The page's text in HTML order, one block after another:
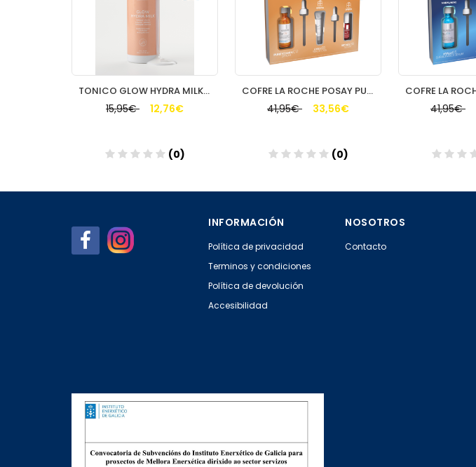
TONICO GLOW HYDRA MILK SEGLE 150ML
15,95€ 12,76€
(0)
COFRE LA ROCHE POSAY PURE VITAMIN C10
41,95€ 33,56€
(0)
41,95€
INFORMACIÓN
Política de privacidad
Terminos y condiciones
Política de devolución
Accesibilidad
NOSOTROS
Contacto